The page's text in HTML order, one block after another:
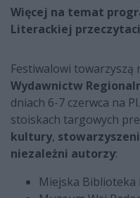
Więcej na temat
Literackiej
Festiwalowi towarzyszą
Wydawnictw
dniach 6-7 czerwca na
stoiskach targowych
kultury,
niezależni autorzy:
Miejska Biblioteka